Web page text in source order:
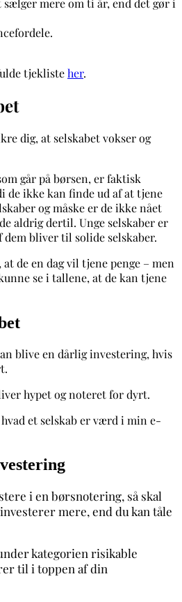
sælger mere om ti år, end det gør i
tjeklisteher.
dig, at selskabet vokser og
går på børsen, er faktisk
de ikke kan finde ud af at tjene
og måske er de ikke nået
aldrig dertil. Unge selskaber er
bliver til solide selskaber.
de en dag vil tjene penge – men
se i tallene, at de kan tjene
blive en dårlig investering, hvis
hypet og noteret for dyrt.
et selskab er værd i min e-
i en børsnotering, så skal
mere, end du kan tåle
kategorien risikable
til i toppen af din